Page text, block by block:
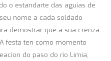
o estandarte das aguias de
nome a cada soldado
demostrar que a sua crenza
festa ten como momento
do paso do rio Limia,